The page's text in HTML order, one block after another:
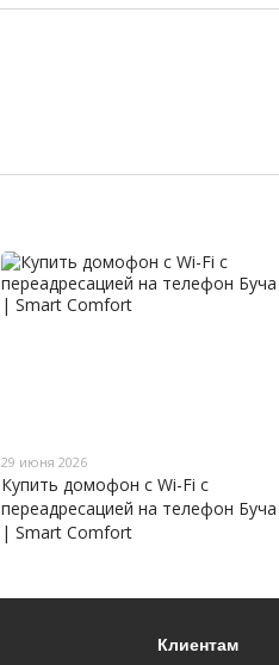
29 июня 2026
Купить домофон с Wi-Fi с
переадресацией на телефон Буча
| Smart Comfort
Клиентам